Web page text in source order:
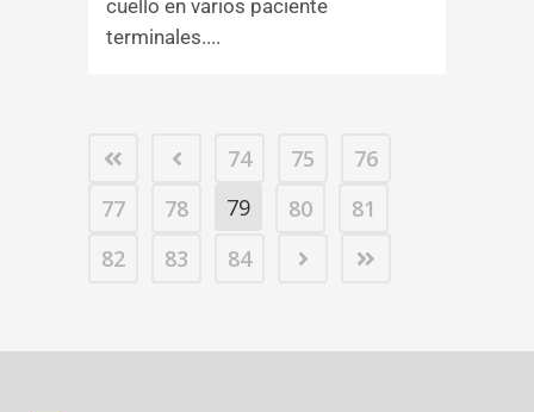
cuello en varios paciente
terminales....
74 75
76
77
78 79 80
81
82
83 84